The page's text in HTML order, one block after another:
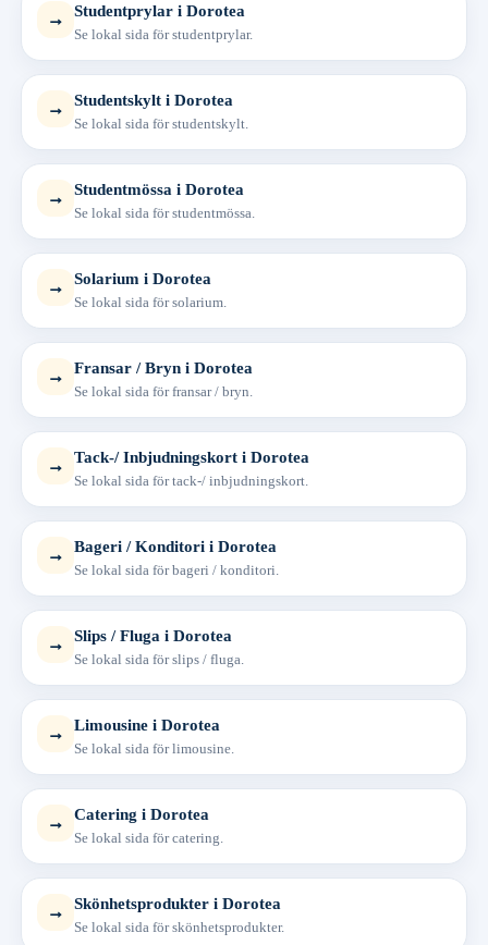
→ Studentprylar i Dorotea
Se lokal sida för studentprylar.
→ Studentskylt i Dorotea
Se lokal sida för studentskylt.
→ Studentmössa i Dorotea
Se lokal sida för studentmössa.
→ Solarium i Dorotea
Se lokal sida för solarium.
→ Fransar / Bryn i Dorotea
Se lokal sida för fransar / bryn.
→ Tack-/ Inbjudningskort i Dorotea
Se lokal sida för tack-/ inbjudningskort.
→ Bageri / Konditori i Dorotea
Se lokal sida för bageri / konditori.
→ Slips / Fluga i Dorotea
Se lokal sida för slips / fluga.
→ Limousine i Dorotea
Se lokal sida för limousine.
→ Catering i Dorotea
Se lokal sida för catering.
→ Skönhetsprodukter i Dorotea
Se lokal sida för skönhetsprodukter.